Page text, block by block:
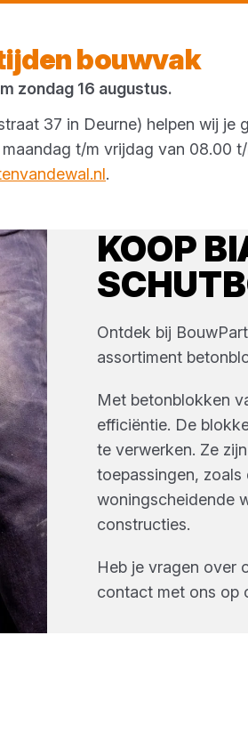
KOOP
Ontdek bij
assortiment
Met betonblokken
efficiëntie. De
te verwerken. Ze
toepassingen, zoals
woningscheidende
constructies.
Heb je vragen over
contact met ons op
bouwvak
zondag 16 augustus.
37 in Deurne) helpen wij je
t/m vrijdag van 08.00 t/
.